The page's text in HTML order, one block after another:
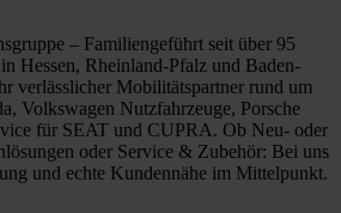
– Familiengeführt seit über 95
Hessen, Rheinland-Pfalz und Baden-
verlässlicher Mobilitätspartner rund um
Volkswagen Nutzfahrzeuge, Porsche
für SEAT und CUPRA. Ob Neu- oder
oder Service & Zubehör: Bei uns
und echte Kundennähe im Mittelpunkt.